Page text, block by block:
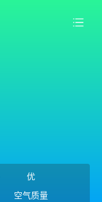
优
空气质量